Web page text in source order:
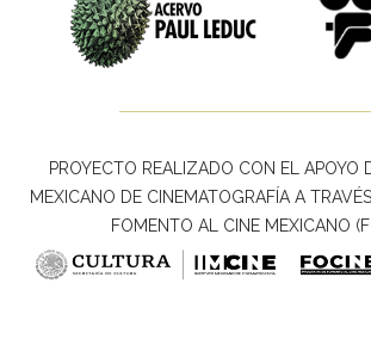
PROYECTO REALIZADO CON EL APOYO
MEXICANO DE CINEMATOGRAFÍA A
FOMENTO AL CINE MEXICANO